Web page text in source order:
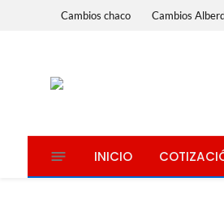
Cambios chaco Cambios
INICIO